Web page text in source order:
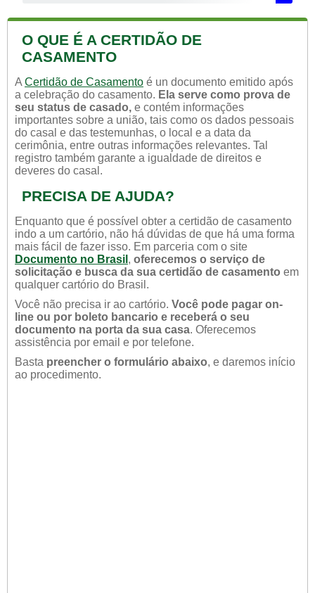
O QUE É A CERTIDÃO DE
CASAMENTO
A Certidão de Casamento é un documento emitido após
a celebração do casamento. Ela serve como prova de
seu status de casado, e contém informações
importantes sobre a união, tais como os dados pessoais
do casal e das testemunhas, o local e a data da
cerimônia, entre outras informações relevantes. Tal
registro também garante a igualdade de direitos e
deveres do casal.
PRECISA DE AJUDA?
Enquanto que é possível obter a certidão de casamento
indo a um cartório, não há dúvidas de que há uma forma
mais fácil de fazer isso. Em parceria com o site
Documento no Brasil , oferecemos o serviço de
solicitação e busca da sua certidão de casamento em
qualquer cartório do Brasil.
Você não precisa ir ao cartório. Você pode pagar on-
line ou por boleto bancario e receberá o seu
documento na porta da sua casa. Oferecemos
assistência por email e por telefone.
Basta preencher o formulário abaixo, e daremos início
ao procedimento.